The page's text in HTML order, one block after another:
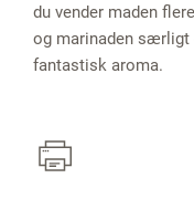
du vender maden
og marinaden særligt
fantastisk aroma.